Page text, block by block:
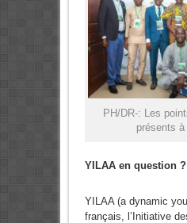
PH/DR-: Les
présents à
YILAA en question ?
YILAA (a dynamic
français, l’Initiative